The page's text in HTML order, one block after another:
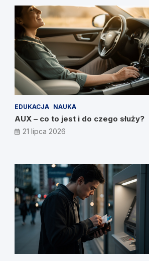
EDUKACJA NAUKA
AUX – co to jest i do czego służy?
21 lipca 2026